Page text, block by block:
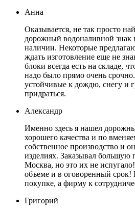
Анна
Оказывается, не так просто
дорожный водоналивной знак
наличии. Некоторые
ждать изготовление еще не
блоки всегда есть на складе,
надо было прямо очень
устойчивые к дождю, снегу и
придраться.
Александр
Именно здесь я нашел
хорошего качества и по
собственное производство и
изделиях. Заказывал большую
Москва, но это их не
объеме и в оговоренный
покупке, а фирму к
Григорий